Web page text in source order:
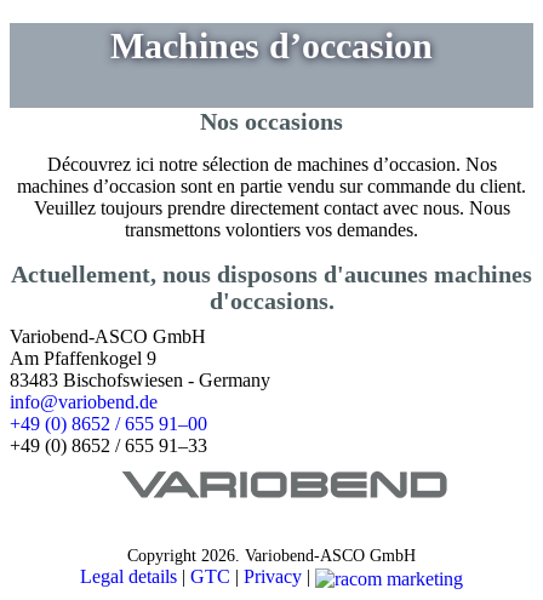
Machines d’occasion
Nos occasions
Découvrez ici notre sélection de machines d’occasion. Nos
machines d’occasion sont en partie vendu sur commande du client.
Veuillez toujours prendre directement contact avec nous. Nous
transmettons volontiers vos demandes.
Actuellement, nous disposons d'aucunes machines
d'occasions.
Variobend-ASCO GmbH
Am Pfaffenkogel 9
83483 Bischofswiesen - Germany
info@variobend.de
+49 (0) 8652 / 655 91–00
+49 (0) 8652 / 655 91–33
Copyright 2026. Variobend-ASCO GmbH
Legal details | GTC | Privacy |